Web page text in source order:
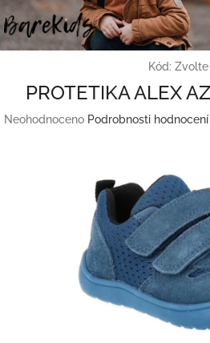
Přejít
na
obsah
Kód:
PROTETIKA ALEX
Průměrné
Neohodnoceno Podrobnosti hodnocení